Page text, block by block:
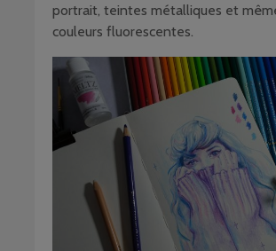
portrait, teintes métalliques et
couleurs fluorescentes.